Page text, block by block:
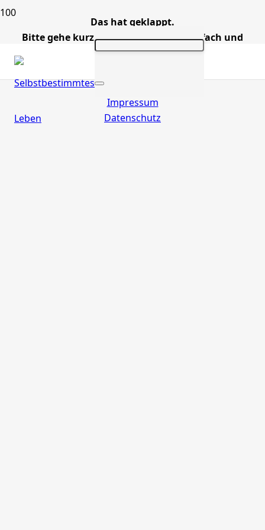
Das hat geklappt.
Bitte gehe kurz zu Deinem E-Mail Postfach und
bestätige,
dass ich Dir das gewünschte Material freigeben darf.
Impressum
Datenschutz